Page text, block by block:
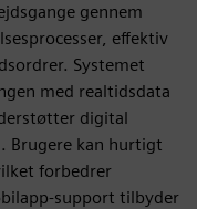
gennem
effektiv
Systemet
med realtidsdata
digital
Brugere kan hurtigt
forbedrer
support tilbyder